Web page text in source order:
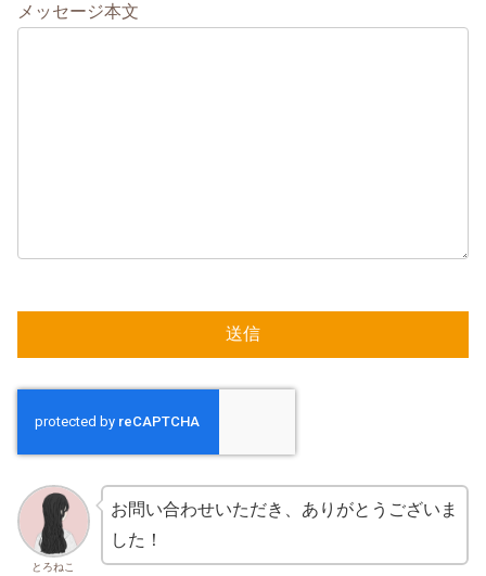
メッセージ本文
とろねこ
お問い合わせいただき、ありがとうございま
した！